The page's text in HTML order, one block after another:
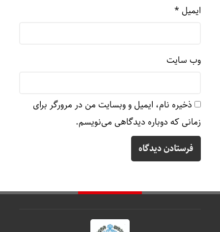
ایمیل *
وب‌ سایت
ذخیره نام، ایمیل و وبسایت من در مرورگر برای
زمانی که دوباره دیدگاهی می‌نویسم.